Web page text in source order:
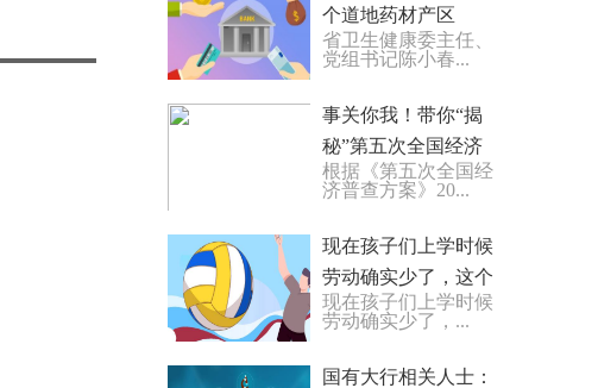
个道地药材产区
省卫生健康委主任、
党组书记陈小春...
事关你我！带你“揭
秘”第五次全国经济
普查
根据《第五次全国经
济普查方案》20...
现在孩子们上学时候
劳动确实少了，这个
是要承认的
现在孩子们上学时候
劳动确实少了，...
国有大行相关人士：